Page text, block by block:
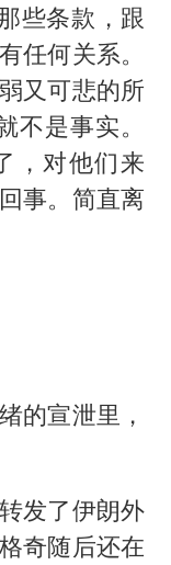
些条款，跟
任何关系。
又可悲的所
是事实。
，对他们来
事。简直离
的宣泄里，
发了伊朗外
奇随后还在